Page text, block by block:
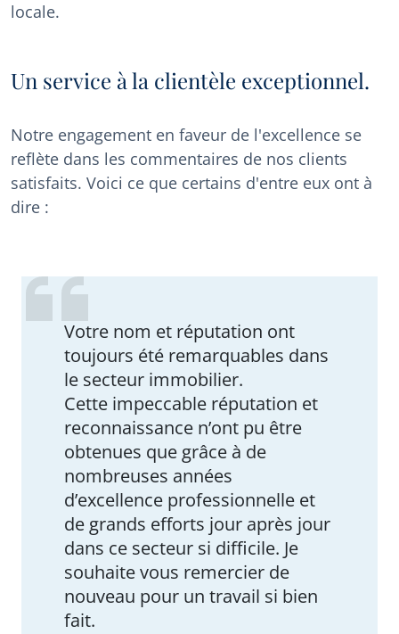
locale.
Un service à la clientèle exceptionnel.
Notre engagement en faveur de l'excellence se
reflète dans les commentaires de nos clients
satisfaits. Voici ce que certains d'entre eux ont à
dire :
Votre nom et réputation ont
toujours été remarquables dans
le secteur immobilier.
Cette impeccable réputation et
reconnaissance n’ont pu être
obtenues que grâce à de
nombreuses années
d’excellence professionnelle et
de grands efforts jour après jour
dans ce secteur si difficile. Je
souhaite vous remercier de
nouveau pour un travail si bien
fait.